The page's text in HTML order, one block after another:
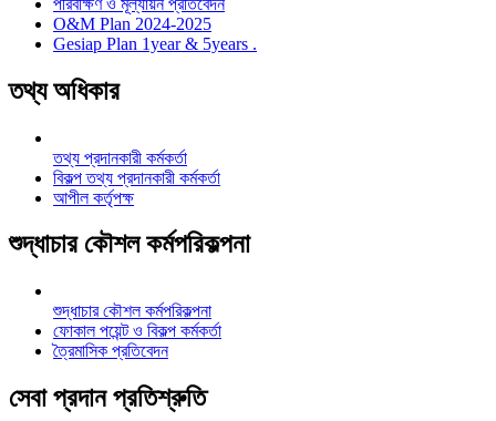
O&M Plan 2024-2025
Gesiap Plan 1year & 5years .
তথ্য অধিকার
তথ্য প্রদানকারী কর্মকর্তা
বিকল্প তথ্য প্রদানকারী কর্মকর্তা
আপীল কর্তৃপক্ষ
শুদ্ধাচার কৌশল কর্মপরিকল্পনা
শুদ্ধাচার কৌশল কর্মপরিকল্পনা
ফোকাল পয়েন্ট ও বিকল্প কর্মকর্তা
ত্রৈমাসিক প্রতিবেদন
সেবা প্রদান প্রতিশ্রুতি